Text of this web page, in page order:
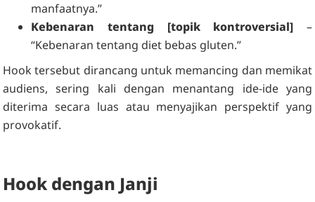
manfaatnya.”
Kebenaran tentang [topik kontroversial] –
“Kebenaran tentang diet bebas gluten.”
Hook tersebut dirancang untuk memancing dan memikat
audiens, sering kali dengan menantang ide-ide yang
diterima secara luas atau menyajikan perspektif yang
provokatif.
Hook dengan Janji